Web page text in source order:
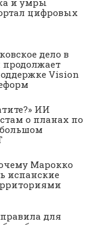
и умры
цифровых
дело в
продолжает
Vision
ИИ
о планах по
Марокко
испанские
для